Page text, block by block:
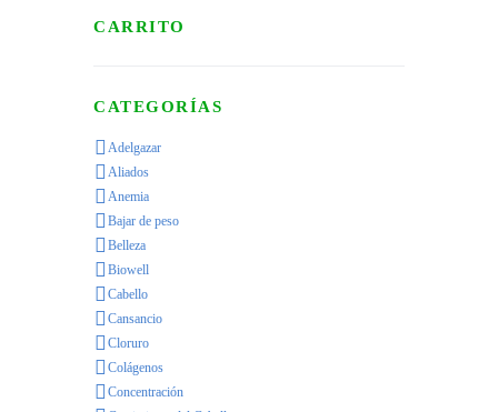
CARRITO
CATEGORÍAS
Adelgazar
Aliados
Anemia
Bajar de peso
Belleza
Biowell
Cabello
Cansancio
Cloruro
Colágenos
Concentración